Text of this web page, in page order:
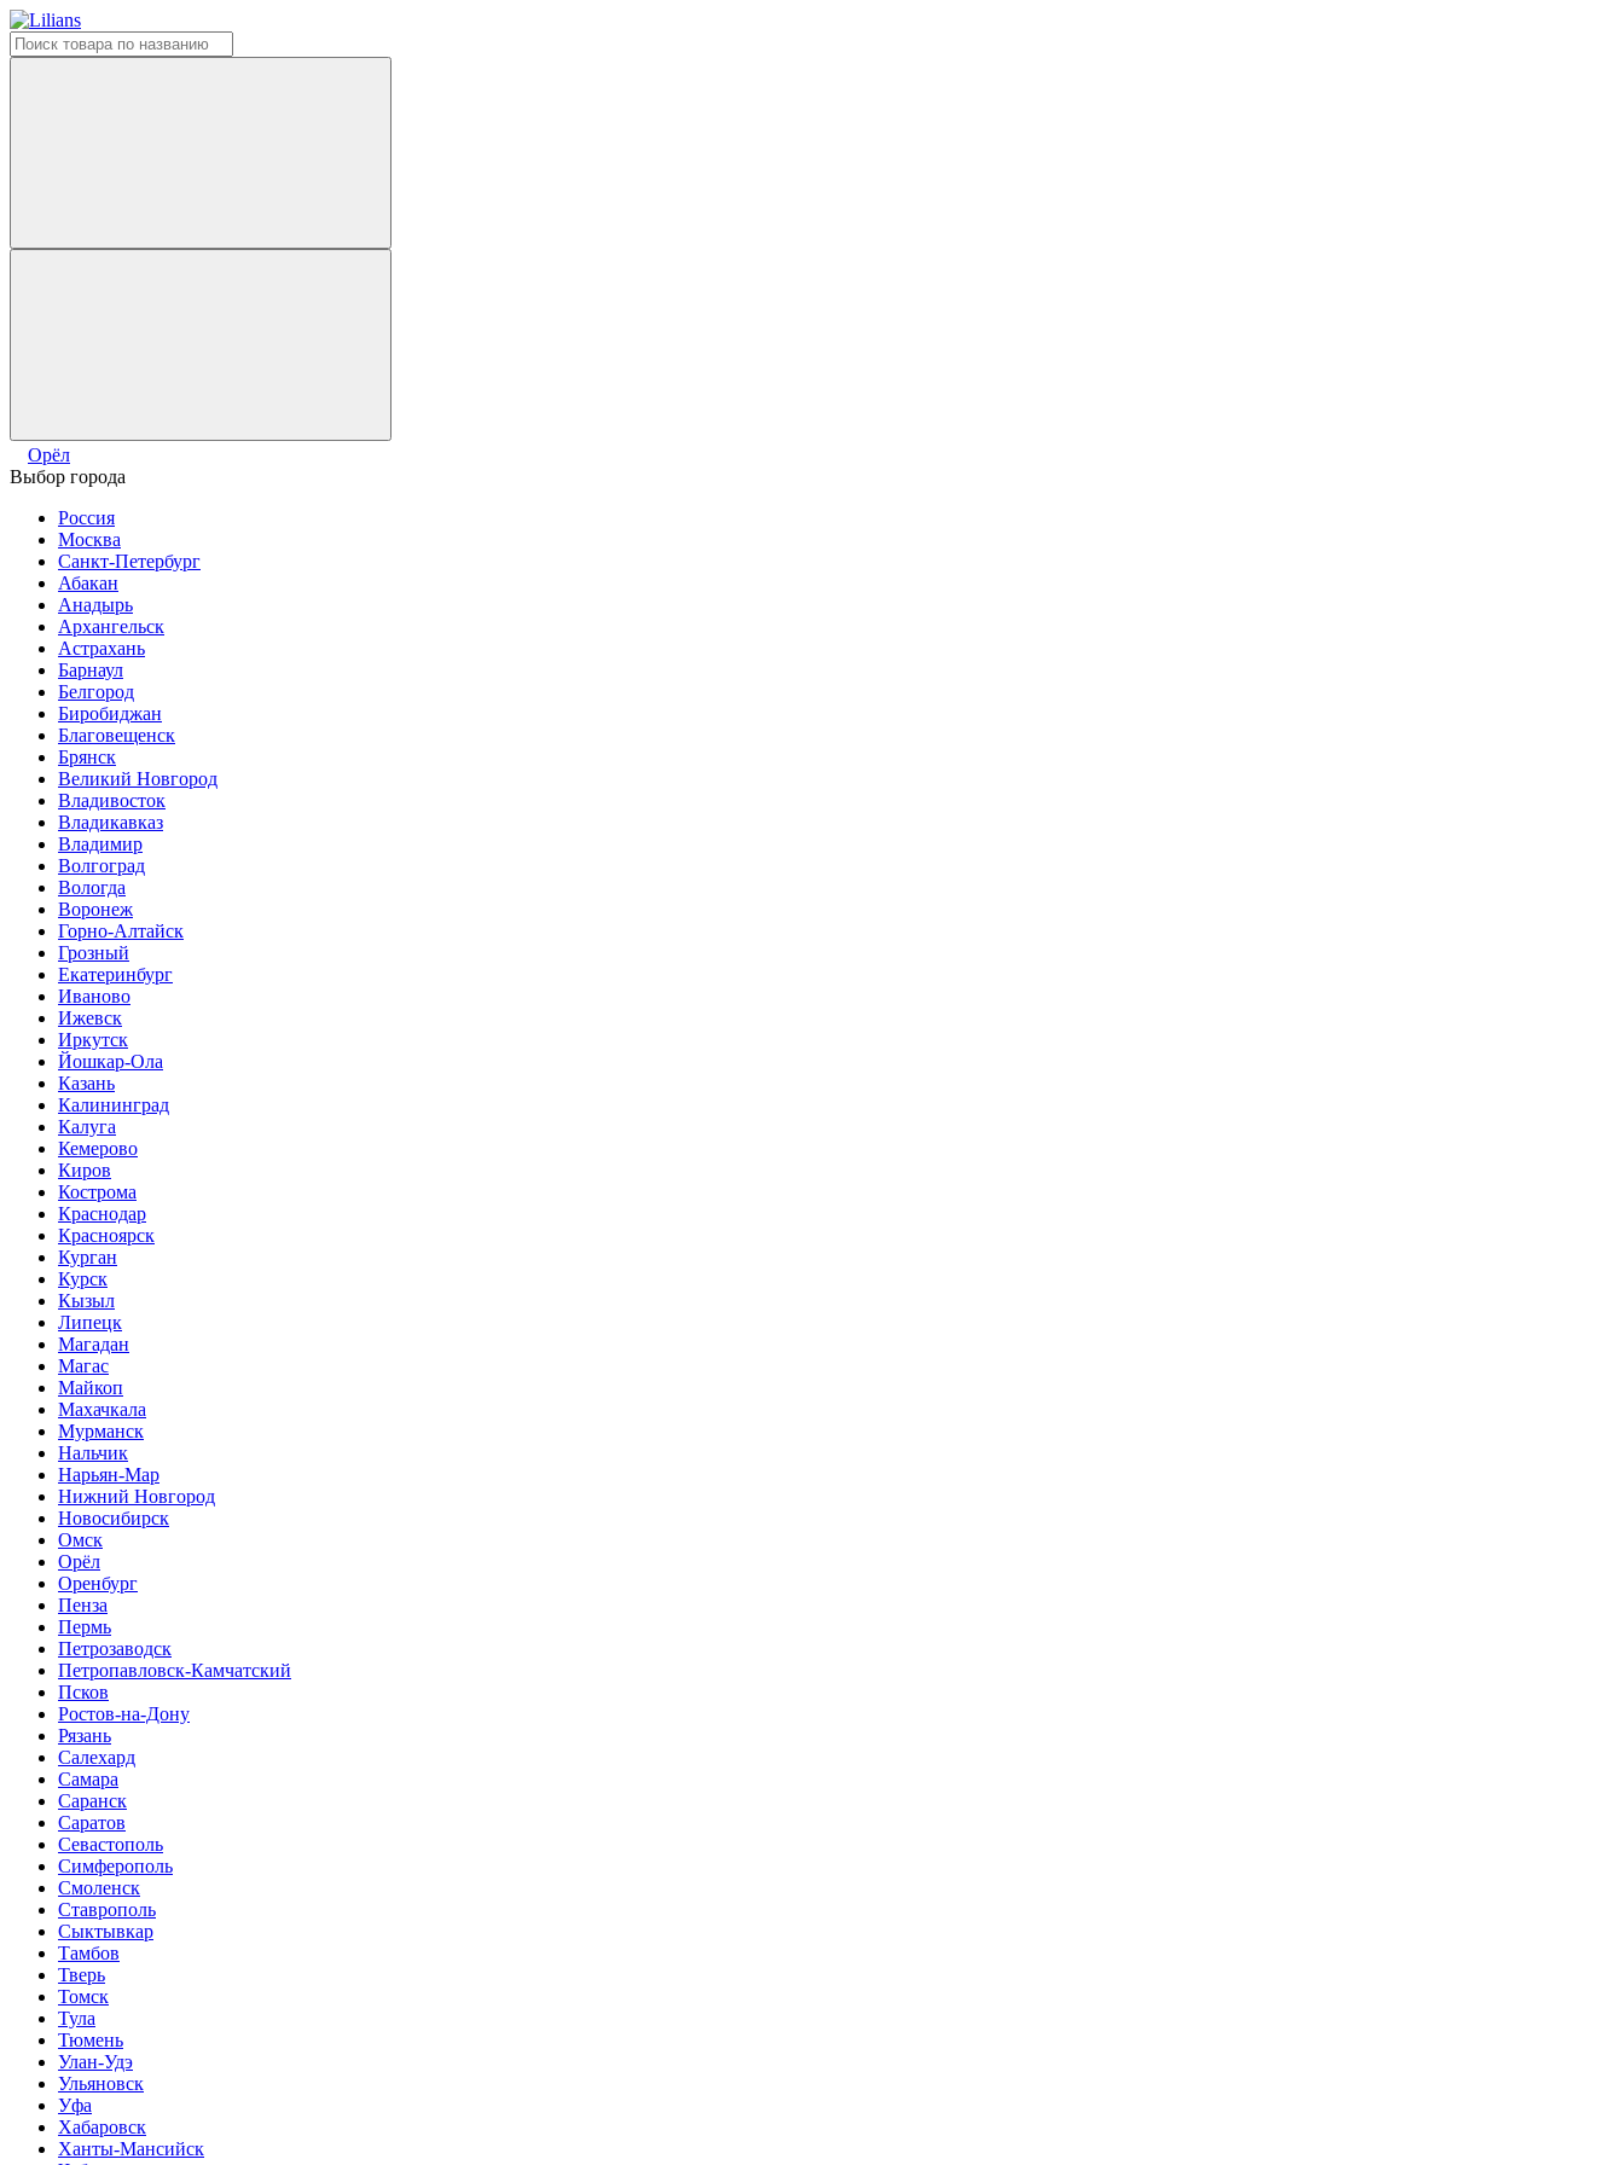
Орёл
Выбор города
Россия
Москва
Санкт-Петербург
Абакан
Анадырь
Архангельск
Астрахань
Барнаул
Белгород
Биробиджан
Благовещенск
Брянск
Великий Новгород
Владивосток
Владикавказ
Владимир
Волгоград
Вологда
Воронеж
Горно-Алтайск
Грозный
Екатеринбург
Иваново
Ижевск
Иркутск
Йошкар-Ола
Казань
Калининград
Калуга
Кемерово
Киров
Кострома
Краснодар
Красноярск
Курган
Курск
Кызыл
Липецк
Магадан
Магас
Майкоп
Махачкала
Мурманск
Нальчик
Нарьян-Мар
Нижний Новгород
Новосибирск
Омск
Орёл
Оренбург
Пенза
Пермь
Петрозаводск
Петропавловск-Камчатский
Псков
Ростов-на-Дону
Рязань
Салехард
Самара
Саранск
Саратов
Севастополь
Симферополь
Смоленск
Ставрополь
Сыктывкар
Тамбов
Тверь
Томск
Тула
Тюмень
Улан-Удэ
Ульяновск
Уфа
Хабаровск
Ханты-Мансийск